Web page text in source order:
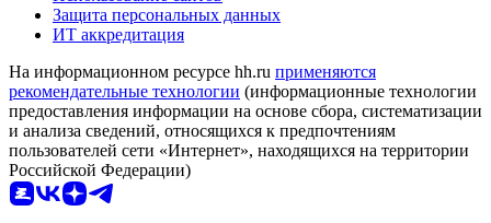
Защита персональных данных
ИТ аккредитация
На информационном ресурсе hh.ru применяются
рекомендательные технологии (информационные технологии
предоставления информации на основе сбора, систематизации
и анализа сведений, относящихся к предпочтениям
пользователей сети «Интернет», находящихся на территории
Российской Федерации)